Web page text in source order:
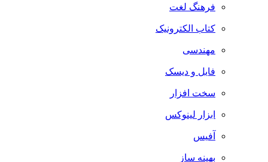
فرهنگ لغت
کتاب الکترونیک
مهندسی
فایل و دیسک
سخت افزار
ابزار لینوکس
آفیس
بهینه ساز